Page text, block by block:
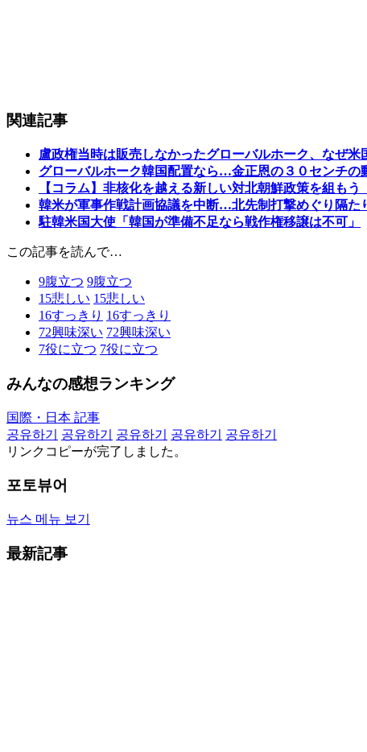
関連記事
盧政権当時は販売しなかったグローバルホーク、なぜ米
グローバルホーク韓国配置なら…金正恩の３０センチの
【コラム】非核化を越える新しい対北朝鮮政策を組もう
韓米が軍事作戦計画協議を中断…北先制打撃めぐり隔た
駐韓米国大使「韓国が準備不足なら戦作権移譲は不可」
この記事を読んで…
9腹立つ 9腹立つ
15悲しい 15悲しい
16すっきり 16すっきり
72興味深い 72興味深い
7役に立つ 7役に立つ
みんなの感想ランキング
国際・日本 記事
공유하기
공유하기 공유하기 공유하기
공유하기
リンクコピーが完了しました。
포토뷰어
뉴스 메뉴 보기
最新記事